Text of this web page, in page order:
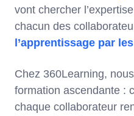
vont chercher
chacun des
l’apprentissage par
Chez 360Learning,
formation ascendante :
chaque collaborateur